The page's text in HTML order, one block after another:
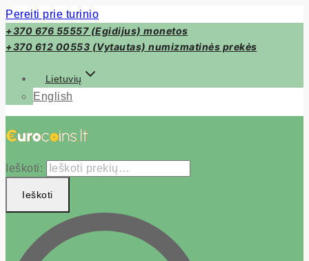
Pereiti prie turinio
+370 676 55557 (Egidijus) monetos
+370 612 00553 (Vytautas) numizmatinės prekės
Lietuvių
English
Ieškoti:
Ieškoti